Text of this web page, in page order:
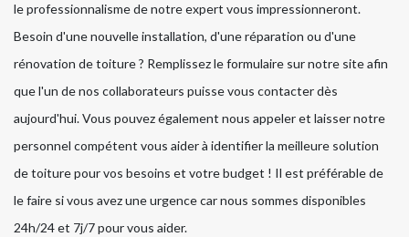
le professionnalisme de notre expert vous impressionneront.
Besoin d'une nouvelle installation, d'une réparation ou d'une
rénovation de toiture ? Remplissez le formulaire sur notre site afin
que l'un de nos collaborateurs puisse vous contacter dès
aujourd'hui. Vous pouvez également nous appeler et laisser notre
personnel compétent vous aider à identifier la meilleure solution
de toiture pour vos besoins et votre budget ! Il est préférable de
le faire si vous avez une urgence car nous sommes disponibles
24h/24 et 7j/7 pour vous aider.